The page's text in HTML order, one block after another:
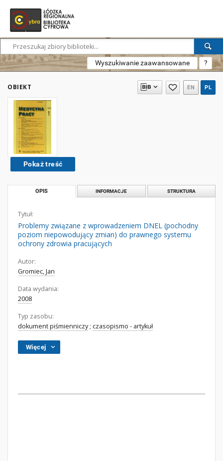
Wyszukiwanie zaawansowane ?
OBIEKT EN PL
Pokaż treść
OPIS INFORMACJE STRUKTURA
Tytuł:
Problemy związane z wprowadzeniem DNEL (pochodny
poziom niepowodujący zmian) do prawnego systemu
ochrony zdrowia pracujących
Autor:
Gromiec, Jan
Data wydania:
2008
Typ zasobu:
dokument piśmienniczy; czasopismo - artykuł
Więcej